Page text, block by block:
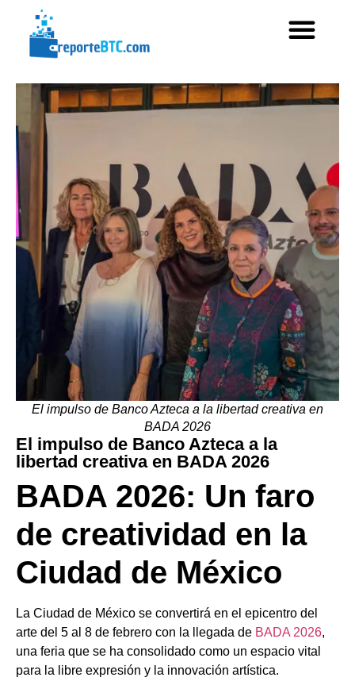
El impulso de Banco Azteca a la libertad creativa en
BADA 2026
El impulso de Banco Azteca a la
libertad creativa en BADA 2026
BADA 2026: Un faro
de creatividad en la
Ciudad de México
La Ciudad de México se convertirá en el epicentro del
arte del 5 al 8 de febrero con la llegada de BADA 2026,
una feria que se ha consolidado como un espacio vital
para la libre expresión y la innovación artística.